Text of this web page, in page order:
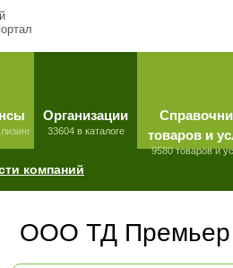
Организации
33604 в каталоге
товаров и
9580 товаров и
компаний
ООО ТД Премьер